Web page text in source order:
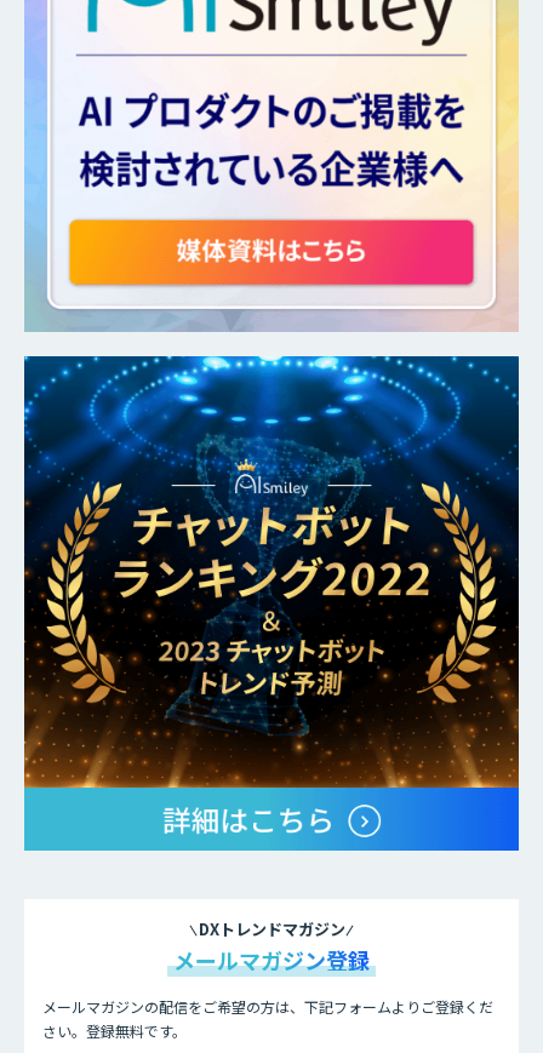
DXトレンドマガジン
メールマガジン登録
メールマガジンの配信をご希望の方は、下記フォームよりご登録くだ
さい。登録無料です。